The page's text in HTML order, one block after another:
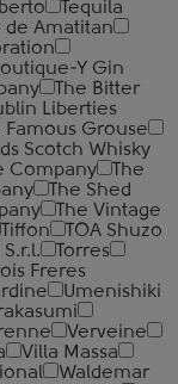
Tequila
de Amatitan
Y Gin
The Bitter
Liberties
Famous Grouse
Scotch Whisky
Company
The
The Shed
The Vintage
Tiffon
TOA Shuzo
Torres
Freres
Umenishiki
Verveine
Villa Massa
Waldemar